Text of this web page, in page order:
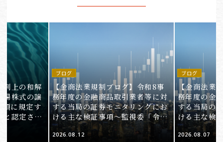
判上の和解
場株式の譲
に規定す
と認定され
ブログ
【金商法業規制ブログ】令和8事
務年度の金融商品取引業者等に対
する当局の証券モニタリングにお
ける主な検証事項～監視委「令和
8事務年度 証券モニタリング基本
方針」の解説～（第2回）
2026.08.12
ブログ
【金商法業
務年度の金
する当局の
ける主な検
8事務年度
方針」の解
2026.08.07